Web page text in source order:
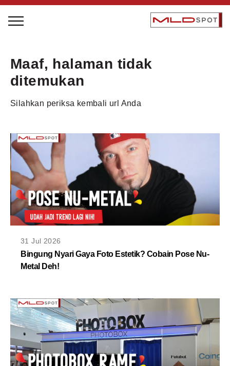
LOCAL GREATNESS
INSPIRING PRODUCTS
INSPIRING COMMUNITIES
TRENDING
EVENTS
MLDPODCAST
VIDEOS
MLDPOINTS
Maaf, halaman tidak
ditemukan
Silahkan periksa kembali url Anda
31 Jul 2026
Bingung Nyari Gaya Foto Estetik? Cobain Pose Nu-
Metal Deh!